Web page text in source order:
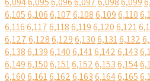
6,1056,1066,1076,1086,1096,110
6,1166,1176,1186,1196,1206,121
6,1276,1286,1296,1306,1316,132
6,1386,1396,1406,1416,1426,143
6,1496,1506,1516,1526,1536,154
6,1606,1616,1626,1636,1646,165